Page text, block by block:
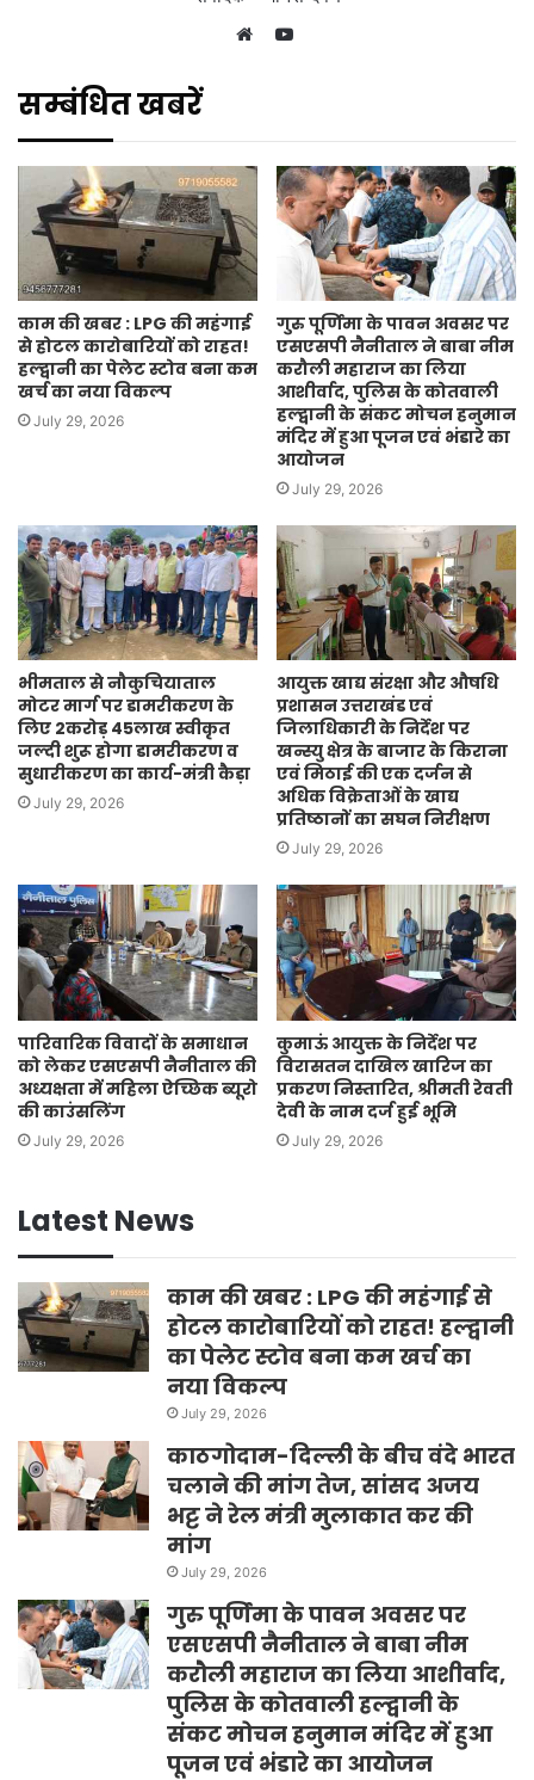
YouTube
सम्बंधित खबरें
काम की खबर : LPG की महंगाई
से होटल कारोबारियों को राहत!
हल्द्वानी का पेलेट स्टोव बना कम
खर्च का नया विकल्प
July 29, 2026
गुरु पूर्णिमा के पावन अवसर पर
एसएसपी नैनीताल ने बाबा नीम
करौली महाराज का लिया
आशीर्वाद, पुलिस के कोतवाली
हल्द्वानी के संकट मोचन हनुमान
मंदिर में हुआ पूजन एवं भंडारे का
आयोजन
July 29, 2026
भीमताल से नौकुचियाताल
मोटर मार्ग पर डामरीकरण के
लिए 2करोड़ 45लाख स्वीकृत
जल्दी शुरू होगा डामरीकरण व
सुधारीकरण का कार्य-मंत्री कैड़ा
July 29, 2026
आयुक्त खाद्य संरक्षा और औषधि
प्रशासन उत्तराखंड एवं
जिलाधिकारी के निर्देश पर
खन्स्यु क्षेत्र के बाजार के किराना
एवं मिठाई की एक दर्जन से
अधिक विक्रेताओं के खाद्य
प्रतिष्ठानों का सघन निरीक्षण
July 29, 2026
पारिवारिक विवादों के समाधान
को लेकर एसएसपी नैनीताल की
अध्यक्षता में महिला ऐच्छिक ब्यूरो
की काउंसलिंग
July 29, 2026
कुमाऊं आयुक्त के निर्देश पर
विरासतन दाखिल खारिज का
प्रकरण निस्तारित, श्रीमती रेवती
देवी के नाम दर्ज हुई भूमि
July 29, 2026
Latest News
काम की खबर : LPG की महंगाई से
होटल कारोबारियों को राहत! हल्द्वानी
का पेलेट स्टोव बना कम खर्च का
नया विकल्प
July 29, 2026
काठगोदाम-दिल्ली के बीच वंदे भारत
चलाने की मांग तेज, सांसद अजय
भट्ट ने रेल मंत्री मुलाकात कर की
मांग
July 29, 2026
गुरु पूर्णिमा के पावन अवसर पर
एसएसपी नैनीताल ने बाबा नीम
करौली महाराज का लिया आशीर्वाद,
पुलिस के कोतवाली हल्द्वानी के
संकट मोचन हनुमान मंदिर में हुआ
पूजन एवं भंडारे का आयोजन